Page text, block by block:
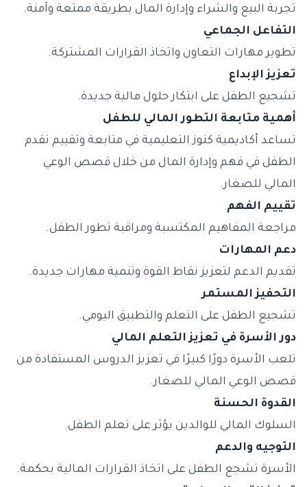
تجربة البيع والشراء وإدارة المال بطريقة ممتعة وآمنة.
التفاعل الجماعي
تطوير مهارات التعاون واتخاذ القرارات المشتركة.
تعزيز الإبداع
تشجيع الطفل على ابتكار حلول مالية جديدة.
أهمية متابعة التطور المالي للطفل
تساعد أكاديمية كنوز التعليمية في متابعة وتقييم تقدم
الطفل في فهم وإدارة المال من خلال قصص الوعي
المالي للصغار.
تقييم الفهم
مراجعة المفاهيم المكتسبة ومراقبة تطور الطفل.
دعم المهارات
تقديم الدعم لتعزيز نقاط القوة وتنمية مهارات جديدة.
التحفيز المستمر
تشجيع الطفل على التعلم والتطبيق اليومي.
دور الأسرة في تعزيز التعلم المالي
تلعب الأسرة دورًا كبيرًا في تعزيز الدروس المستفادة من
قصص الوعي المالي للصغار.
القدوة الحسنة
السلوك المالي للوالدين يؤثر على تعلم الطفل.
التوجيه والدعم
الأسرة تشجع الطفل على اتخاذ القرارات المالية بحكمة.